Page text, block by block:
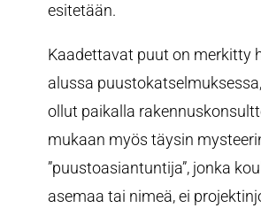
esitetään.
Kaadettavat puut on merkitty
alussa
ollut paikalla
mukaan myös täysin
”puustoasiantuntija”, jonka
asemaa tai nimeä, ei